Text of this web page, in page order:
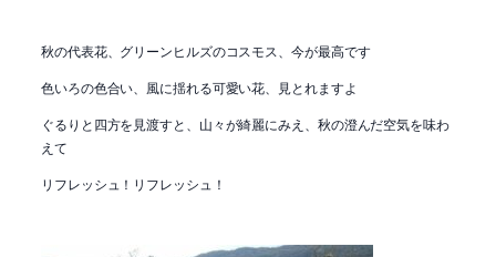
秋の代表花、グリーンヒルズのコスモス、今が最高です
色いろの色合い、風に揺れる可愛い花、見とれますよ
ぐるりと四方を見渡すと、山々が綺麗にみえ、秋の澄んだ空気を味わ
えて
リフレッシュ！リフレッシュ！